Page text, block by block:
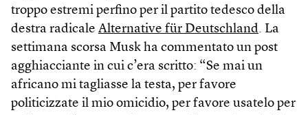
troppo estremi perfino per il partito tedesco della
destra radicale Alternative für Deutschland. La
settimana scorsa Musk ha commentato un post
agghiacciante in cui c’era scritto: “Se mai un
africano mi tagliasse la testa, per favore
politicizzate il mio omicidio, per favore usatelo per